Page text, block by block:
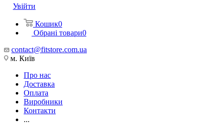
Увійти
Кошик0
Обрані товари0
contact@fitstore.com.ua
м. Київ
Про нас
Доставка
Оплата
Виробники
Контакти
...